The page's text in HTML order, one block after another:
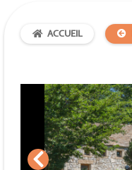
ACCUEIL